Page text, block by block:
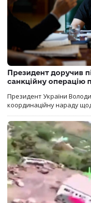
Президент доручив
санкційну операцію
Президент України
координаційну нараду